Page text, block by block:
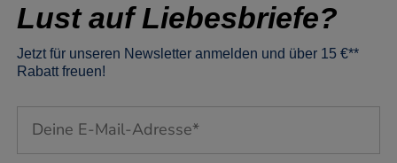
Lust auf Liebesbriefe?
Jetzt für unseren Newsletter anmelden und über 15 €**
Rabatt freuen!